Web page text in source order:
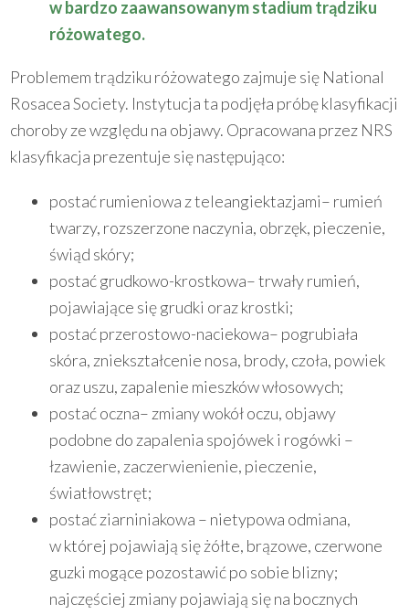
w bardzo zaawansowanym stadium trądziku
różowatego.
Problemem trądziku różowatego zajmuje się National
Rosacea Society. Instytucja ta podjęła próbę klasyfikacji
choroby ze względu na objawy. Opracowana przez NRS
klasyfikacja prezentuje się następująco:
postać rumieniowa z teleangiektazjami– rumień
twarzy, rozszerzone naczynia, obrzęk, pieczenie,
świąd skóry;
postać grudkowo-krostkowa– trwały rumień,
pojawiające się grudki oraz krostki;
postać przerostowo-naciekowa– pogrubiała
skóra, zniekształcenie nosa, brody, czoła, powiek
oraz uszu, zapalenie mieszków włosowych;
postać oczna– zmiany wokół oczu, objawy
podobne do zapalenia spojówek i rogówki –
łzawienie, zaczerwienienie, pieczenie,
światłowstręt;
postać ziarniniakowa – nietypowa odmiana,
w której pojawiają się żółte, brązowe, czerwone
guzki mogące pozostawić po sobie blizny;
najczęściej zmiany pojawiają się na bocznych